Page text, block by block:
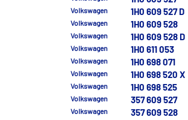
Volkswagen 1H0 609 527 D
Volkswagen 1H0 609 528
Volkswagen 1H0 609 528 D
Volkswagen 1H0 611 053
Volkswagen 1H0 698 071
Volkswagen 1H0 698 520 X
Volkswagen 1H0 698 525
Volkswagen 357 609 527
Volkswagen 357 609 528